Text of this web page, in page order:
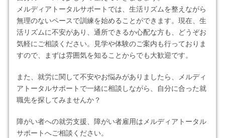
メルディアトータルサポートでは、生活リズムを整えながら
無理のないペースで訓練を始めることができます。現在、生
活リズムに不安があり、通所できるか心配な方も、どうぞお
気軽にご相談ください。見学や体験のご案内も行っておりま
すので、まずは雰囲気を知ることからでも大歓迎です。
また、就労に関して不安やお悩みがありましたら、メルディ
アトータルサポートで一緒に相談しながら、自分に合った就
職先を探してみませんか？
障がい者への就労支援、障がい者雇用はメルディアトータル
サポートへご相談ください。